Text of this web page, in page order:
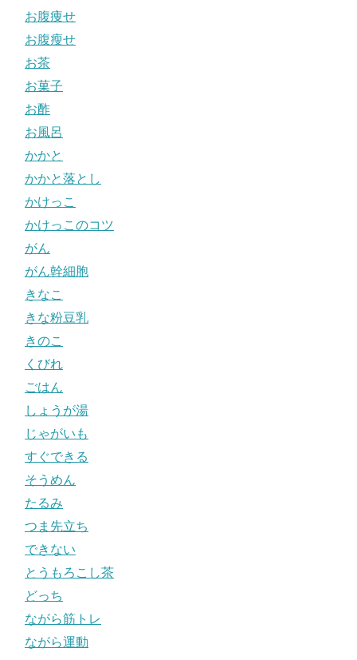
お腹痩せ
お腹瘦せ
お茶
お菓子
お酢
お風呂
かかと
かかと落とし
かけっこ
かけっこのコツ
がん
がん幹細胞
きなこ
きな粉豆乳
きのこ
くびれ
ごはん
しょうが湯
じゃがいも
すぐできる
そうめん
たるみ
つま先立ち
できない
とうもろこし茶
どっち
ながら筋トレ
ながら運動